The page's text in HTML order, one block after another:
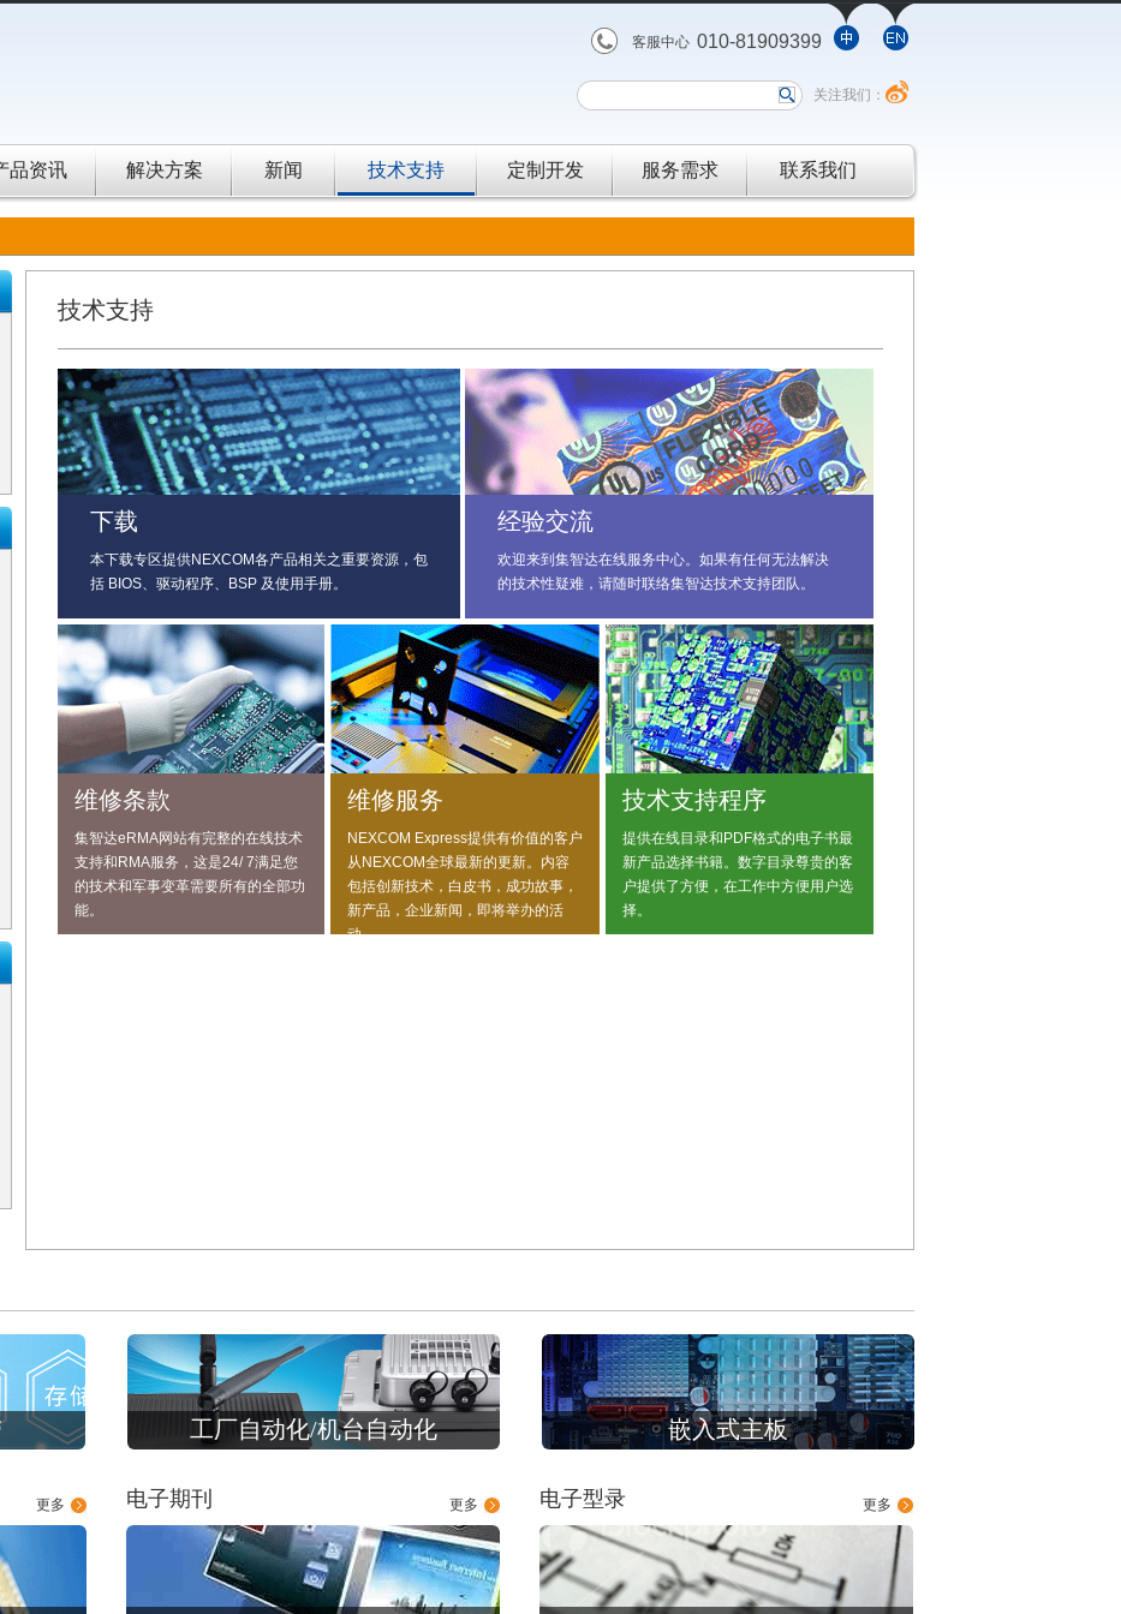
客服中心 010-81909399
关注我们：
品资讯 解决方案 新闻 技术支持 定制开发 服务需求 联系我们
技术支持
下载
本下载专区提供NEXCOM各产品相关之重要资源，包
括 BIOS、驱动程序、BSP 及使用手册。
经验交流
欢迎来到集智达在线服务中心。如果有任何无法解决
的技术性疑难，请随时联络集智达技术支持团队。
维修条款
集智达eRMA网站有完整的在线技术
支持和RMA服务，这是24/ 7满足您
的技术和军事变革需要所有的全部功
能。
维修服务
NEXCOM Express提供有价值的客户
从NEXCOM全球最新的更新。内容
包括创新技术，白皮书，成功故事，
新产品，企业新闻，即将举办的活
动。
技术支持程序
提供在线目录和PDF格式的电子书最
新产品选择书籍。数字目录尊贵的客
户提供了方便，在工作中方便用户选
择。
工厂自动化/机台自动化 嵌入式主板
更多 更多
电子期刊 更多
电子型录